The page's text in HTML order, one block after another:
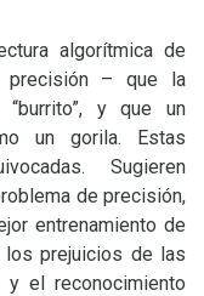
algorítmica de
– que la
“burrito”, y que un
un gorila. Estas
Sugieren
de precisión,
entrenamiento de
los prejuicios de las
y el reconocimiento